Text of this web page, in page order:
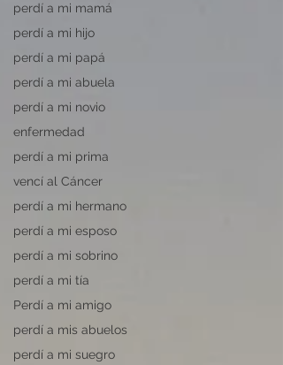
perdí a mi mamá
perdí a mi hijo
perdí a mi papá
perdí a mi abuela
perdí a mi novio
enfermedad
perdí a mi prima
vencí al Cáncer
perdí a mi hermano
perdí a mi esposo
perdí a mi sobrino
perdí a mi tía
Perdí a mi amigo
perdí a mis abuelos
perdí a mi suegro